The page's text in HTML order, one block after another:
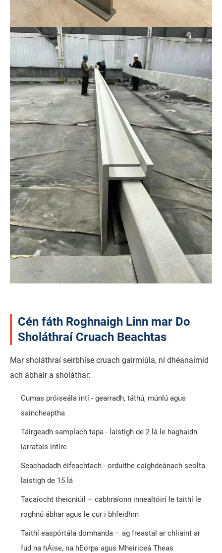
Cén fáth Roghnaigh Linn mar Do
Sholáthraí Cruach Beachtas
Mar sholáthraí seirbhíse cruach gairmiúla, ní dhéanaimid
ach ábhair a sholáthar:
Cumas próiseála intí - gearradh, táthú, múnlú agus
saincheaptha
Táirgeadh samplach tapa - laistigh de 2 lá le haghaidh
iarratais intíre
Seachadadh éifeachtach - orduithe caighdeánach seolta
laistigh de 15 lá
Tacaíocht theicniúil – cabhraíonn innealtóirí le taithí le
roghnú ábhar agus le cur i bhfeidhm
Taithí easpórtála domhanda – ag freastal ar chliaint ar
fud na hÁise, na hEorpa agus Mheiriceá Theas